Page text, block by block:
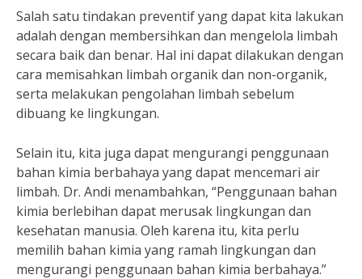
Salah satu tindakan preventif yang dapat kita lakukan
adalah dengan membersihkan dan mengelola limbah
secara baik dan benar. Hal ini dapat dilakukan dengan
cara memisahkan limbah organik dan non-organik,
serta melakukan pengolahan limbah sebelum
dibuang ke lingkungan.
Selain itu, kita juga dapat mengurangi penggunaan
bahan kimia berbahaya yang dapat mencemari air
limbah. Dr. Andi menambahkan, “Penggunaan bahan
kimia berlebihan dapat merusak lingkungan dan
kesehatan manusia. Oleh karena itu, kita perlu
memilih bahan kimia yang ramah lingkungan dan
mengurangi penggunaan bahan kimia berbahaya.”